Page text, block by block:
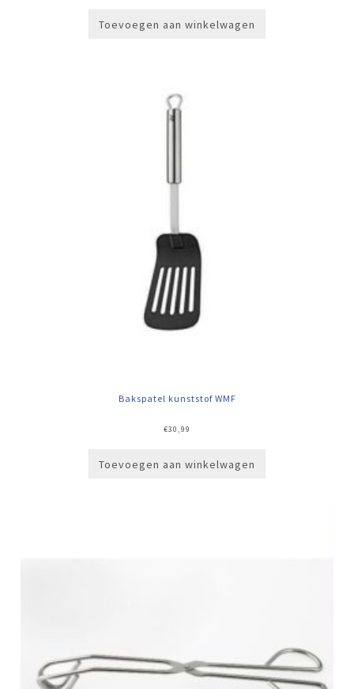
Toevoegen aan winkelwagen
Bakspatel kunststof WMF
€30,99
Toevoegen aan winkelwagen